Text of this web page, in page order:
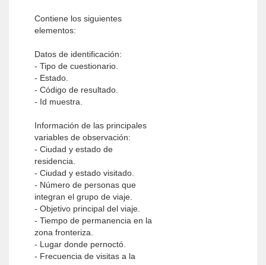
Contiene los siguientes
elementos:
Datos de identificación:
- Tipo de cuestionario.
- Estado.
- Código de resultado.
- Id muestra.
Información de las principales
variables de observación:
- Ciudad y estado de
residencia.
- Ciudad y estado visitado.
- Número de personas que
integran el grupo de viaje.
- Objetivo principal del viaje.
- Tiempo de permanencia en la
zona fronteriza.
- Lugar donde pernoctó.
- Frecuencia de visitas a la